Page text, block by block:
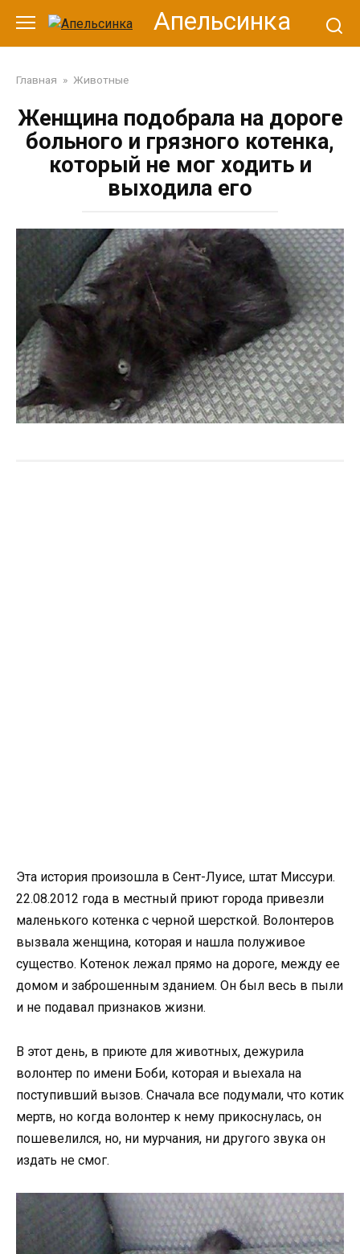
контенту
Апельсинка
Главная » Животные
Женщина подобрала на дороге
больного и грязного котенка,
который не мог ходить и
выходила его
Эта история произошла в Сент-Луисе, штат Миссури.
22.08.2012 года в местный приют города привезли
маленького котенка с черной шерсткой. Волонтеров
вызвала женщина, которая и нашла полуживое
существо. Котенок лежал прямо на дороге, между ее
домом и заброшенным зданием. Он был весь в пыли
и не подавал признаков жизни.
В этот день, в приюте для животных, дежурила
волонтер по имени Боби, которая и выехала на
поступивший вызов. Сначала все подумали, что котик
мертв, но когда волонтер к нему прикоснулась, он
пошевелился, но, ни мурчания, ни другого звука он
издать не смог.